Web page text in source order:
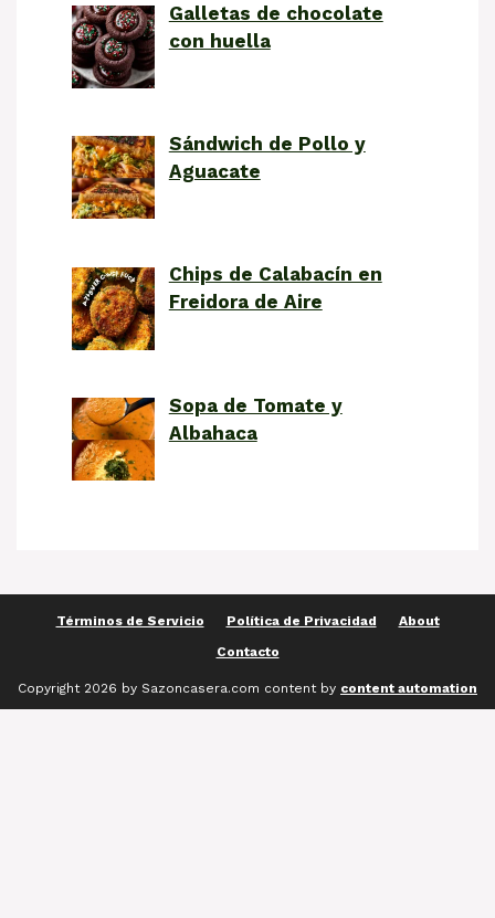
Galletas de chocolate
con huella
Sándwich de Pollo y
Aguacate
Chips de Calabacín en
Freidora de Aire
Sopa de Tomate y
Albahaca
Términos de Servicio Política de Privacidad
About
Contacto
Copyright 2026 by Sazoncasera.com content by content automation